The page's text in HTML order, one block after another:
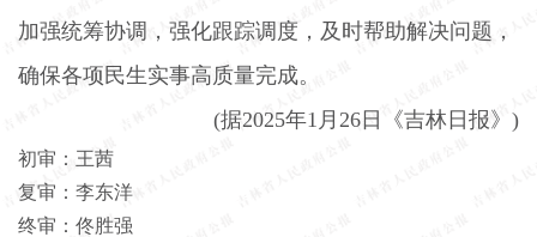
加强统筹协调，强化跟踪调度，及时帮助解决问题，
确保各项民生实事高质量完成。
(据2025年1 月 26日《吉林日报》 )
初审：王茜
复审：李东洋
终审：佟胜强